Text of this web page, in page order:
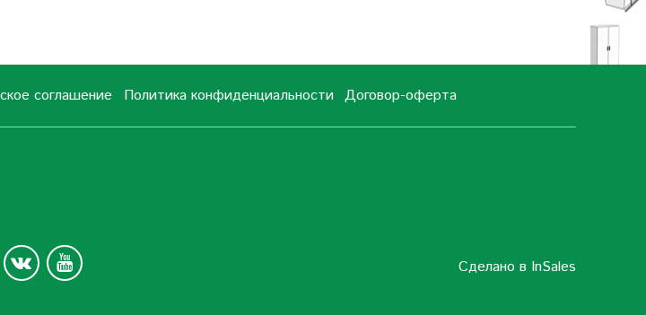
соглашение Политика конфиденциальности Договор-оферта
Сделано в InSales